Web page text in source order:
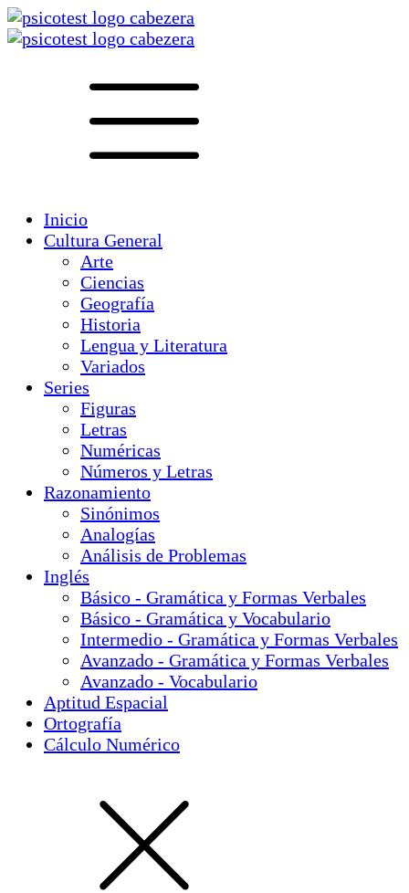
Inicio
Cultura General
Arte
Ciencias
Geografía
Historia
Lengua y Literatura
Variados
Series
Figuras
Letras
Numéricas
Números y Letras
Razonamiento
Sinónimos
Analogías
Análisis de Problemas
Inglés
Básico - Gramática y Formas Verbales
Básico - Gramática y Vocabulario
Intermedio - Gramática y Formas Verbales
Avanzado - Gramática y Formas Verbales
Avanzado - Vocabulario
Aptitud Espacial
Ortografía
Cálculo Numérico